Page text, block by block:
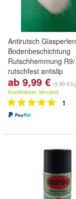
Antirutsch Glasperlen
Bodenbeschichtung
Rutschhemmung
rutschfest antislip
ab 9,99 € (9,99 €/
Kostenloser Versand
1